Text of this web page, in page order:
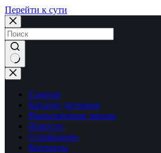
Перейти к сути
Ничего
не
найденоГлавная
Каталог датчиков
Выполненные заказы
Новости
О компании
Контакты